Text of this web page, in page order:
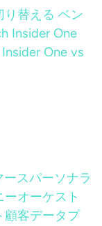
り替える ベン
Insider One
Insider One vs
スパーソナラ
ーオーケスト
顧客データプ